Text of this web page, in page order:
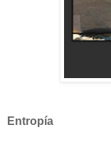
Entropía